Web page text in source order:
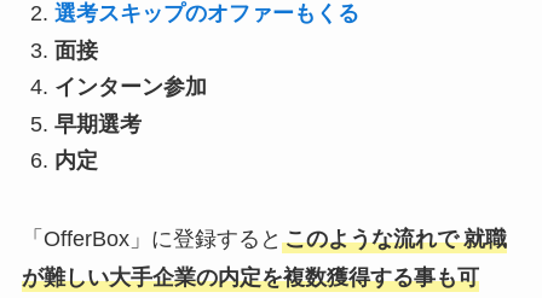
選考スキップのオファーもくる
面接
インターン参加
早期選考
内定
「OfferBox」に登録すると このような流れで 就職
が難しい大手企業の内定を複数獲得する事も可